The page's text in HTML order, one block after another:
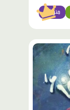
متوسّط